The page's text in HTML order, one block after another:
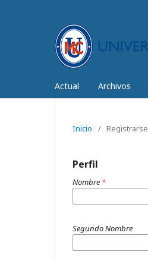
Actual Archivos
Inicio / Registrarse
Perfil
Nombre *
Segundo Nombre